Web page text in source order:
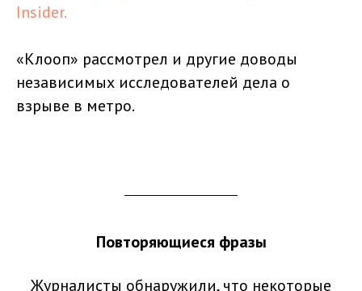
Insider.
«Клооп» рассмотрел и другие доводы
независимых исследователей дела о
взрыве в метро.
Повторяющиеся фразы
Журналисты обнаружили, что некоторые